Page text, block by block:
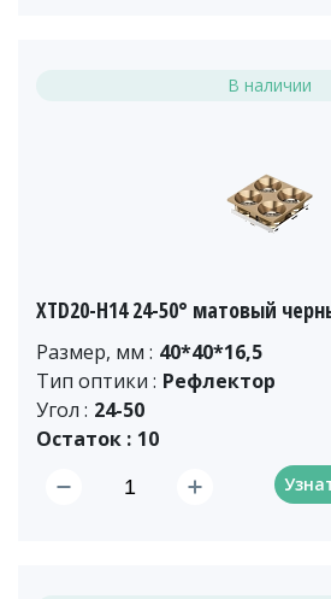
В наличии
XTD20-H14 24-50° матовый
Размер, мм : 40*40*16,5
Тип оптики : Рефлектор
Угол : 24-50
Остаток : 10